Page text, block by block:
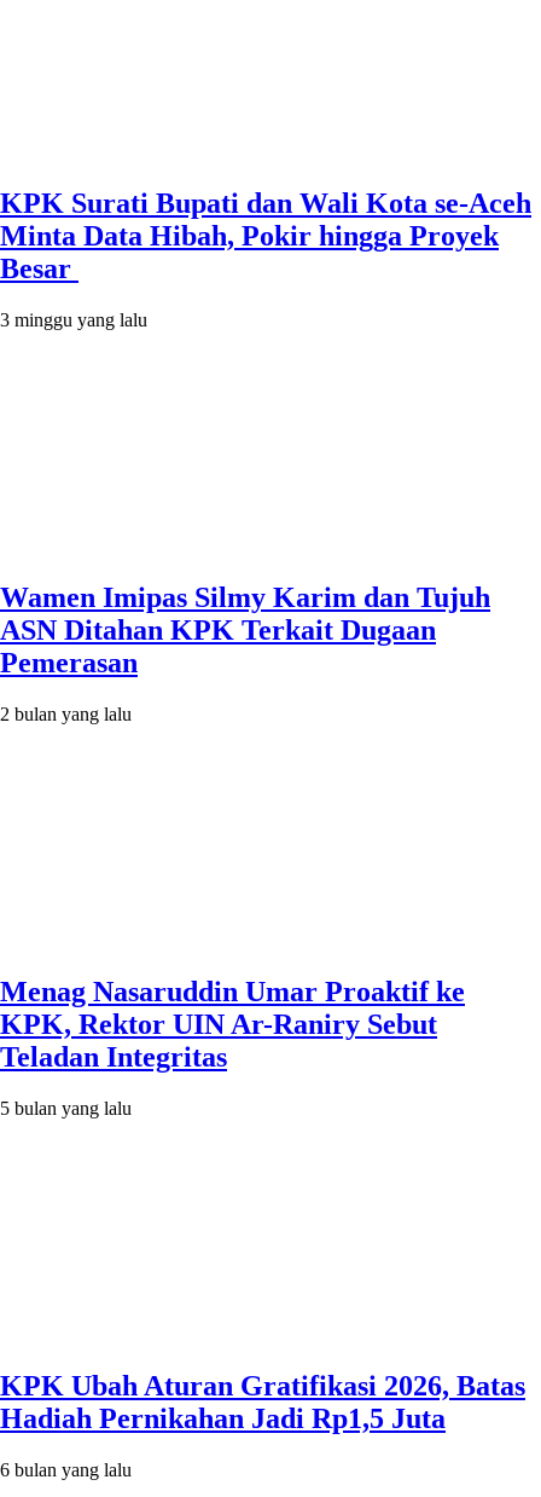
KPK Surati Bupati dan Wali Kota se-Aceh
Minta Data Hibah, Pokir hingga Proyek
Besar
3 minggu yang lalu
Wamen Imipas Silmy Karim dan Tujuh
ASN Ditahan KPK Terkait Dugaan
Pemerasan
2 bulan yang lalu
Menag Nasaruddin Umar Proaktif ke
KPK, Rektor UIN Ar-Raniry Sebut
Teladan Integritas
5 bulan yang lalu
KPK Ubah Aturan Gratifikasi 2026, Batas
Hadiah Pernikahan Jadi Rp1,5 Juta
6 bulan yang lalu